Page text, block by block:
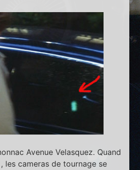
Avenue Velasquez. Quand
les cameras de tournage se